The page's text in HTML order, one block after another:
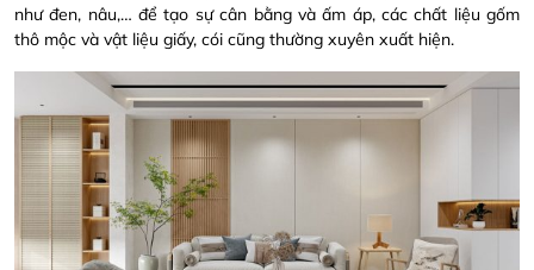
như đen, nâu,… để tạo sự cân bằng và ấm áp, các chất liệu gốm
thô mộc và vật liệu giấy, cói cũng thường xuyên xuất hiện.